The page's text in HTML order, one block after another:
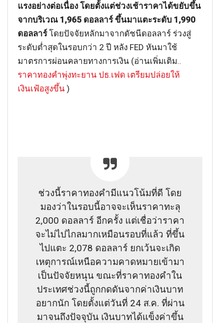
แรงอย่างต่อเนื่อง โดยตั้งแต่ช่วงเช้าราคาได้ขยับขึ้น
จากบริเวณ 1,965 ดอลลาร์ ขึ้นมาแตะระดับ 1,990
ดอลลาร์โดยปัจจัยหลักมาจากดัชนีดอลลาร์ ร่วงสู่
ระดับต่ำสุดในรอบกว่า 2 ปี หลัง FED หันมาใช้
มาตรการผ่อนคลายทางการเงิน (อ่านเพิ่มเติม..
ราคาทองคำพุ่งทะยาน ปธ.เฟด เตรียมปล่อยให้
เงินเฟ้อสูงขึ้น )
ช่วงนี้ราคาทองคำมีแนวโน้มที่ดี โดย
มองว่าในรอบนี้อาจจะเห็นราคาทะลุ
2,000 ดอลลาร์ อีกครั้ง แต่เชื่อว่าราคา
จะไม่ไปไกลมากเหมือนรอบที่แล้ว ที่ขึ้น
ไปแตะ 2,078 ดอลลาร์ ยกเว้นจะเกิด
เหตุการณ์เหนือความคาดหมายเข้ามา
เป็นปัจจัยหนุน ขณะที่ราคาทองคำใน
ประเทศช่วงนี้ถูกกดดันจากค่าเงินบาท
อยากนัก โดยตั้งแต่วันที่ 24 ส.ค. ที่ผ่าน
มาจนถึงปัจจุบัน เงินบาทได้แข็งค่าขึ้น